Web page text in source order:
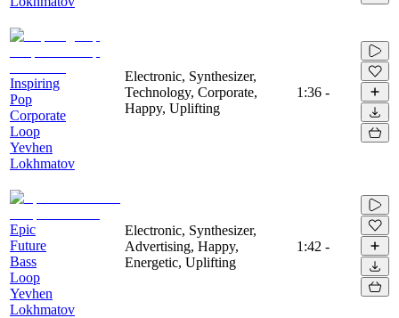
Inspiring
Pop
Corporate
Loop
Yevhen
Lokhmatov
Electronic, Synthesizer,
Technology, Corporate,
Happy, Uplifting
1:36 -
Epic
Future
Bass
Loop
Yevhen
Lokhmatov
Electronic, Synthesizer,
Advertising, Happy,
Energetic, Uplifting
1:42 -